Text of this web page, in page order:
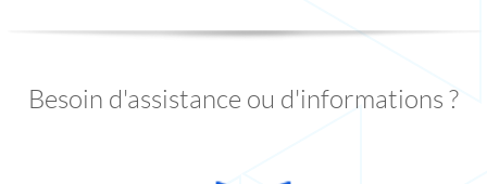
Besoin d'assistance ou d'informations ?